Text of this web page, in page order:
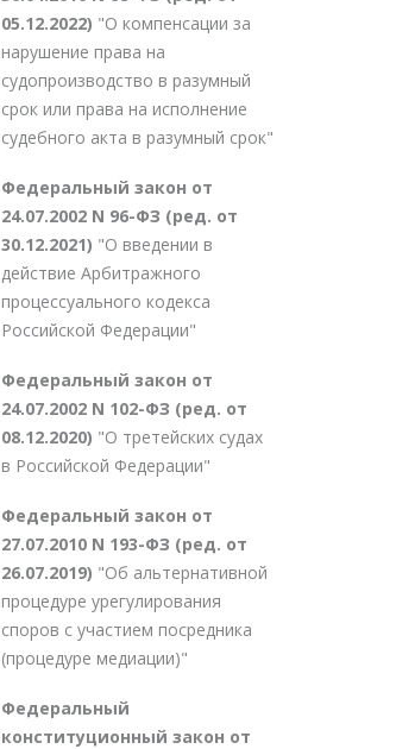
05.12.2022) "О компенсации за
нарушение права на
судопроизводство в разумный
срок или права на исполнение
судебного акта в разумный срок"
Федеральный закон от
24.07.2002 N 96-ФЗ (ред. от
30.12.2021) "О введении в
действие Арбитражного
процессуального кодекса
Российской Федерации"
Федеральный закон от
24.07.2002 N 102-ФЗ (ред. от
08.12.2020) "О третейских судах
в Российской Федерации"
Федеральный закон от
27.07.2010 N 193-ФЗ (ред. от
26.07.2019) "Об альтернативной
процедуре урегулирования
споров с участием посредника
(процедуре медиации)"
Федеральный
конституционный закон от